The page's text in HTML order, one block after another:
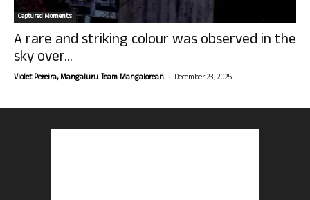
Captured Moments
A rare and striking colour was observed in the
sky over...
Violet Pereira, Mangaluru. Team Mangalorean. - December 23, 2025